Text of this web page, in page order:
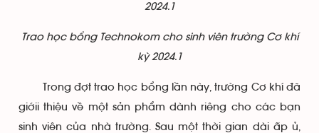
2024.1
Trao học bổng Technokom cho sinh viên trường Cơ khí
kỳ 2024.1
Trong đợt trao học bổng lần này, trường Cơ khí đã
giớii thiệu về một sản phẩm dành riêng cho các bạn
sinh viên của nhà trường. Sau một thời gian dài ấp ủ,